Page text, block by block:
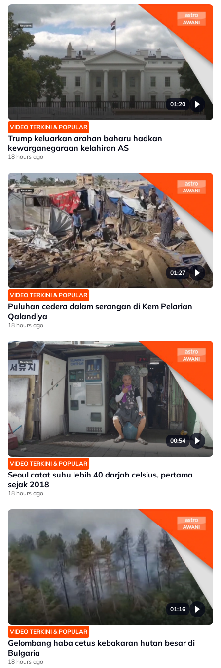
01:20
VIDEO TERKINI & POPULAR
Trump keluarkan arahan baharu hadkan
kewarganegaraan kelahiran AS
18 hours ago
01:27
VIDEO TERKINI & POPULAR
Puluhan cedera dalam serangan di Kem Pelarian
Qalandiya
18 hours ago
00:54
VIDEO TERKINI & POPULAR
Seoul catat suhu lebih 40 darjah celsius, pertama
sejak 2018
18 hours ago
01:16
VIDEO TERKINI & POPULAR
Gelombang haba cetus kebakaran hutan besar di
Bulgaria
18 hours ago